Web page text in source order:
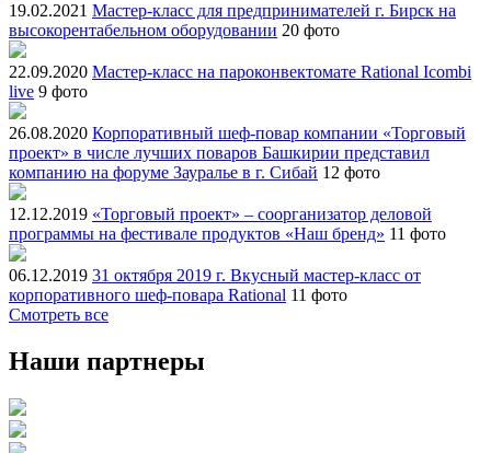
19.02.2021 Мастер-класс для предпринимателей г. Бирск на
высокорентабельном оборудовании 20 фото
22.09.2020 Мастер-класс на пароконвектомате Rational Icombi
live 9 фото
26.08.2020 Корпоративный шеф-повар компании «Торговый
проект» в числе лучших поваров Башкирии представил
компанию на форуме Зауралье в г. Сибай 12 фото
12.12.2019 «Торговый проект» – соорганизатор деловой
программы на фестивале продуктов «Наш бренд» 11 фото
06.12.2019 31 октября 2019 г. Вкусный мастер-класс от
корпоративного шеф-повара Rational 11 фото
Смотреть все
Наши партнеры